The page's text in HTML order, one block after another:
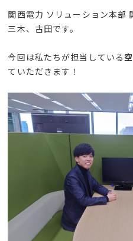
関西電力 ソリューション本部
三木、古田です。
今回は私たちが担当している
ていただきます！